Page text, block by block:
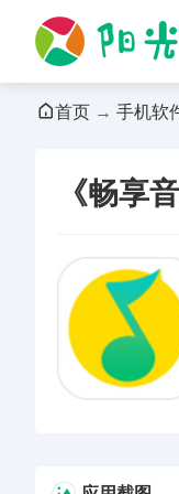
首页 → 手机软
《畅享